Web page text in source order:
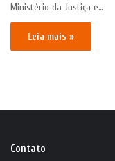
Ministério da Justiça e…
Leia mais »
Contato